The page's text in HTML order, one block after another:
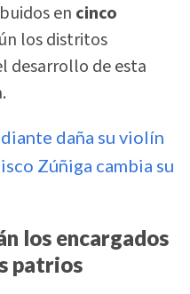
en cinco
los distritos
desarrollo de esta
daña su violín
Zúñiga cambia su
los encargados
patrios